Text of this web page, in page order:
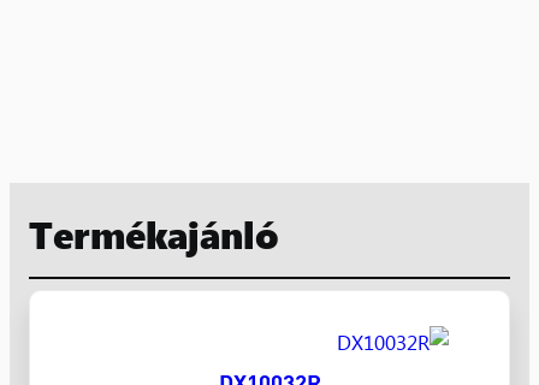
Termékajánló